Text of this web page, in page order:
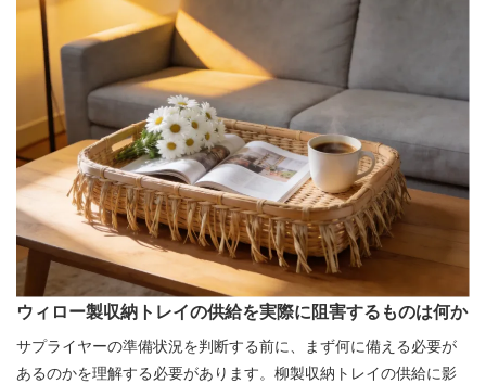
ウィロー製収納トレイの供給を実際に阻害するものは何か
サプライヤーの準備状況を判断する前に、まず何に備える必要が
あるのか​​を理解する必要があります。柳製収納トレイの供給に影